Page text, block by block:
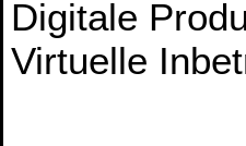
Digitale
Virtuelle